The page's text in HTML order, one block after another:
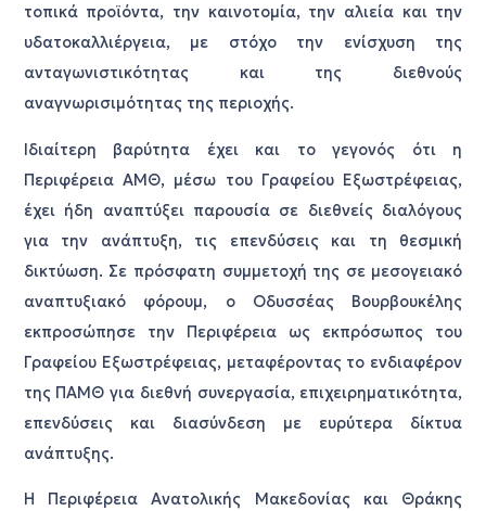
τοπικά προϊόντα, την καινοτομία, την αλιεία και την
υδατοκαλλιέργεια, με στόχο την ενίσχυση της
ανταγωνιστικότητας και της διεθνούς
αναγνωρισιμότητας της περιοχής.
Ιδιαίτερη βαρύτητα έχει και το γεγονός ότι η
Περιφέρεια ΑΜΘ, μέσω του Γραφείου Εξωστρέφειας,
έχει ήδη αναπτύξει παρουσία σε διεθνείς διαλόγους
για την ανάπτυξη, τις επενδύσεις και τη θεσμική
δικτύωση. Σε πρόσφατη συμμετοχή της σε μεσογειακό
αναπτυξιακό φόρουμ, ο Οδυσσέας Βουρβουκέλης
εκπροσώπησε την Περιφέρεια ως εκπρόσωπος του
Γραφείου Εξωστρέφειας, μεταφέροντας το ενδιαφέρον
της ΠΑΜΘ για διεθνή συνεργασία, επιχειρηματικότητα,
επενδύσεις και διασύνδεση με ευρύτερα δίκτυα
ανάπτυξης.
Η Περιφέρεια Ανατολικής Μακεδονίας και Θράκης